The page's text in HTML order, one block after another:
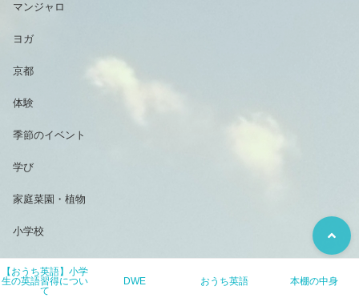
マンジャロ
ヨガ
京都
体験
季節のイベント
学び
家庭菜園・植物
小学校
【おうち英語】小学
生の英語習得につい
て
DWE おうち英語 本棚の中身